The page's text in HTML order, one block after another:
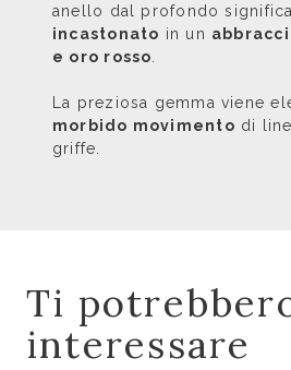
anello dal profondo
incastonato in un
e oro rosso
La preziosa gemma viene
morbido movimento di
griffe.
Ti
interessare